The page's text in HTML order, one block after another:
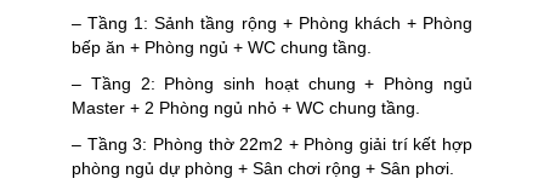
– Tầng 1: Sảnh tầng rộng + Phòng khách + Phòng
bếp ăn + Phòng ngủ + WC chung tầng.
– Tầng 2: Phòng sinh hoạt chung + Phòng ngủ
Master + 2 Phòng ngủ nhỏ + WC chung tầng.
– Tầng 3: Phòng thờ 22m2 + Phòng giải trí kết hợp
phòng ngủ dự phòng + Sân chơi rộng + Sân phơi.